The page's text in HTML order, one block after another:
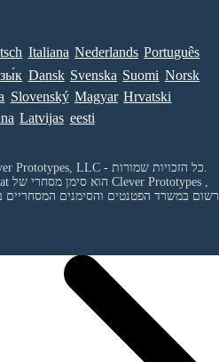
Italiana Nederlands Português
Dansk Svenska Suomi Norsk
Slovenský Magyar Hrvatski
Latvijas eesti
© 2026 - Clever Prototypes, LLC - כל הזכויות שמורות.
Clever Prototypes ,
ורשום במשרד הפטנטים והסימנים